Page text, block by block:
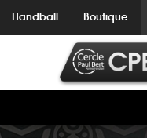
Handball Boutique